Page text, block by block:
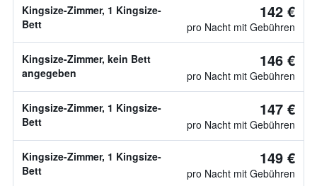
Kingsize-Zimmer, 1 Kingsize-
Bett
142 €
pro Nacht mit Gebühren
Kingsize-Zimmer, kein Bett
angegeben
146 €
pro Nacht mit Gebühren
Kingsize-Zimmer, 1 Kingsize-
Bett
147 €
pro Nacht mit Gebühren
Kingsize-Zimmer, 1 Kingsize-
Bett
149 €
pro Nacht mit Gebühren